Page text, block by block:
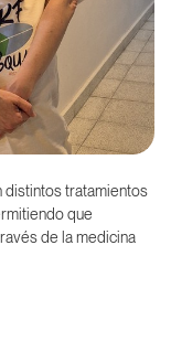
distintos tratamientos
que
de la medicina